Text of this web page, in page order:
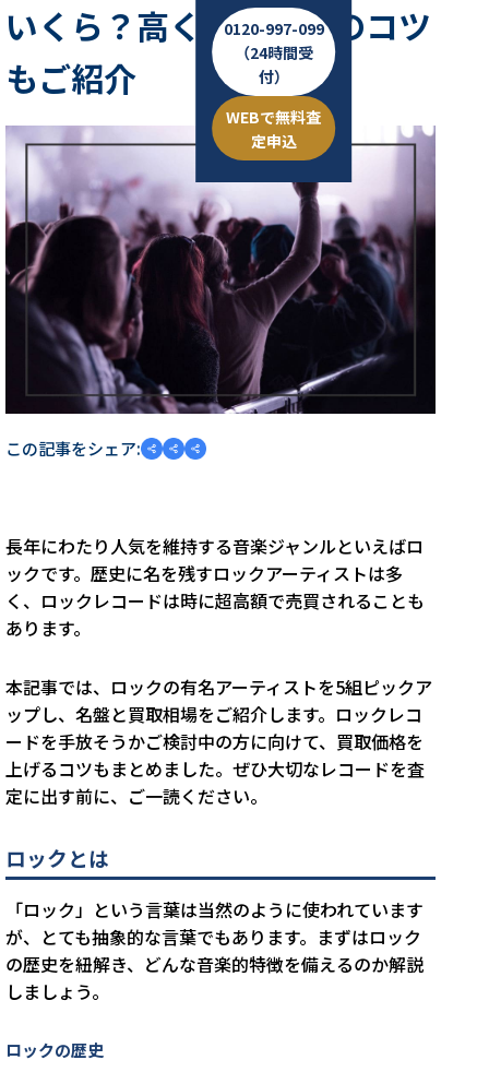
0120-997-099
（24時間受
付）
WEBで無料査
定申込
いくら？高く売るためのコツ
もご紹介
この記事をシェア:
長年にわたり人気を維持する音楽ジャンルといえばロ
ックです。歴史に名を残すロックアーティストは多
く、ロックレコードは時に超高額で売買されることも
あります。
本記事では、ロックの有名アーティストを5組ピックア
ップし、名盤と買取相場をご紹介します。ロックレコ
ードを手放そうかご検討中の方に向けて、買取価格を
上げるコツもまとめました。ぜひ大切なレコードを査
定に出す前に、ご一読ください。
ロックとは
「ロック」という言葉は当然のように使われています
が、とても抽象的な言葉でもあります。まずはロック
の歴史を紐解き、どんな音楽的特徴を備えるのか解説
しましょう。
ロックの歴史